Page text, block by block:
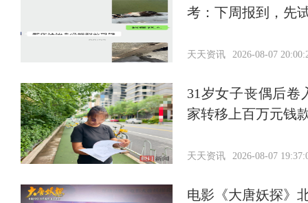
考：下周报到，先
天天资讯 2026-08-07
31岁女子丧偶后卷
家转移上百万元钱
天天资讯 2026-08-07
电影《大唐妖探》